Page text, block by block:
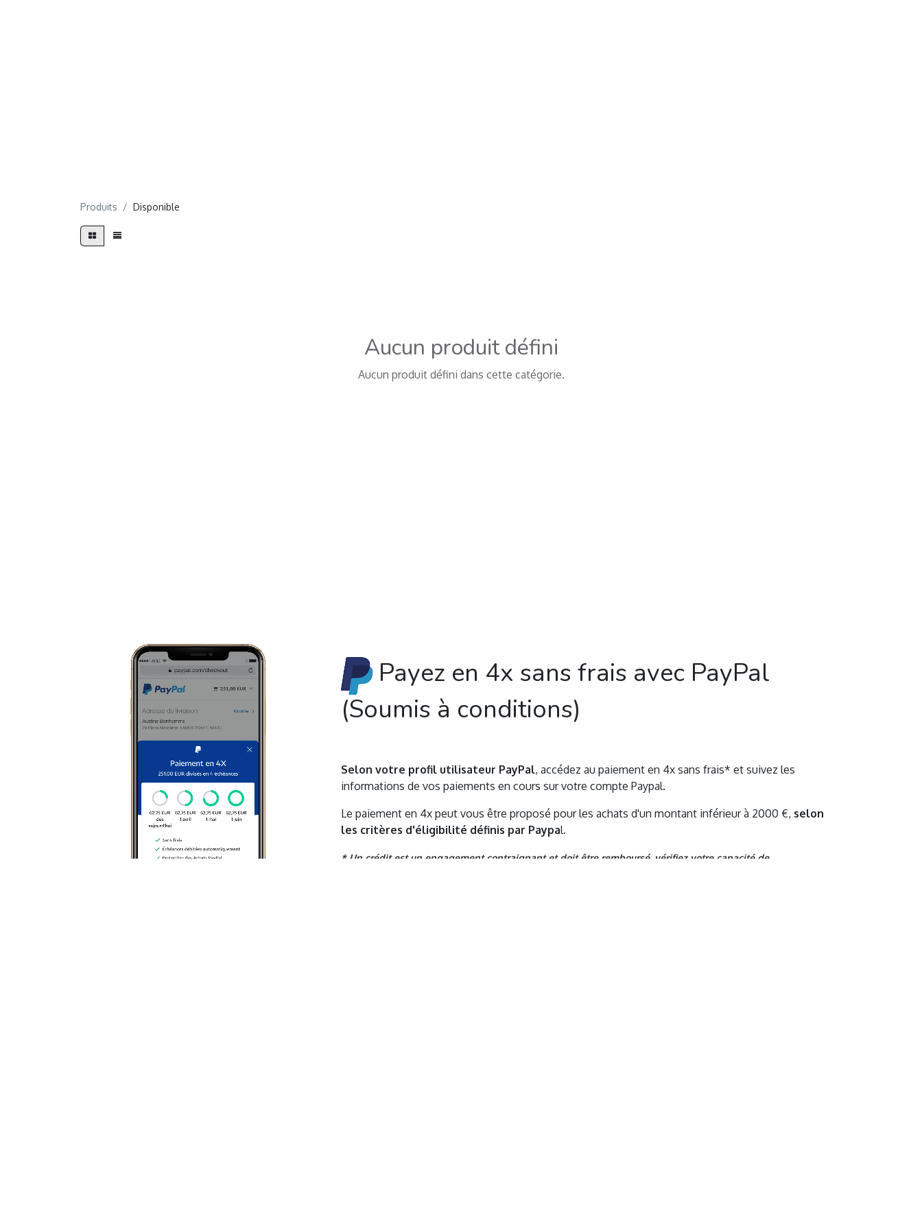
Produits Disponible
Aucun produit défini
Aucun produit défini dans cette catégorie.
Payez en 4x sans frais avec PayPal
(Soumis à conditions)
Selon votre profil utilisateur PayPal, accédez au paiement en 4x sans frais* et suivez les
informations de vos paiements en cours sur votre compte Paypal.
Le paiement en 4x peut vous être proposé pour les achats d'un montant inférieur à 2000 €, selon
les critères d'éligibilité définis par Paypal.
* Un crédit est un engagement contraignant et doit être remboursé, vérifiez votre capacité de